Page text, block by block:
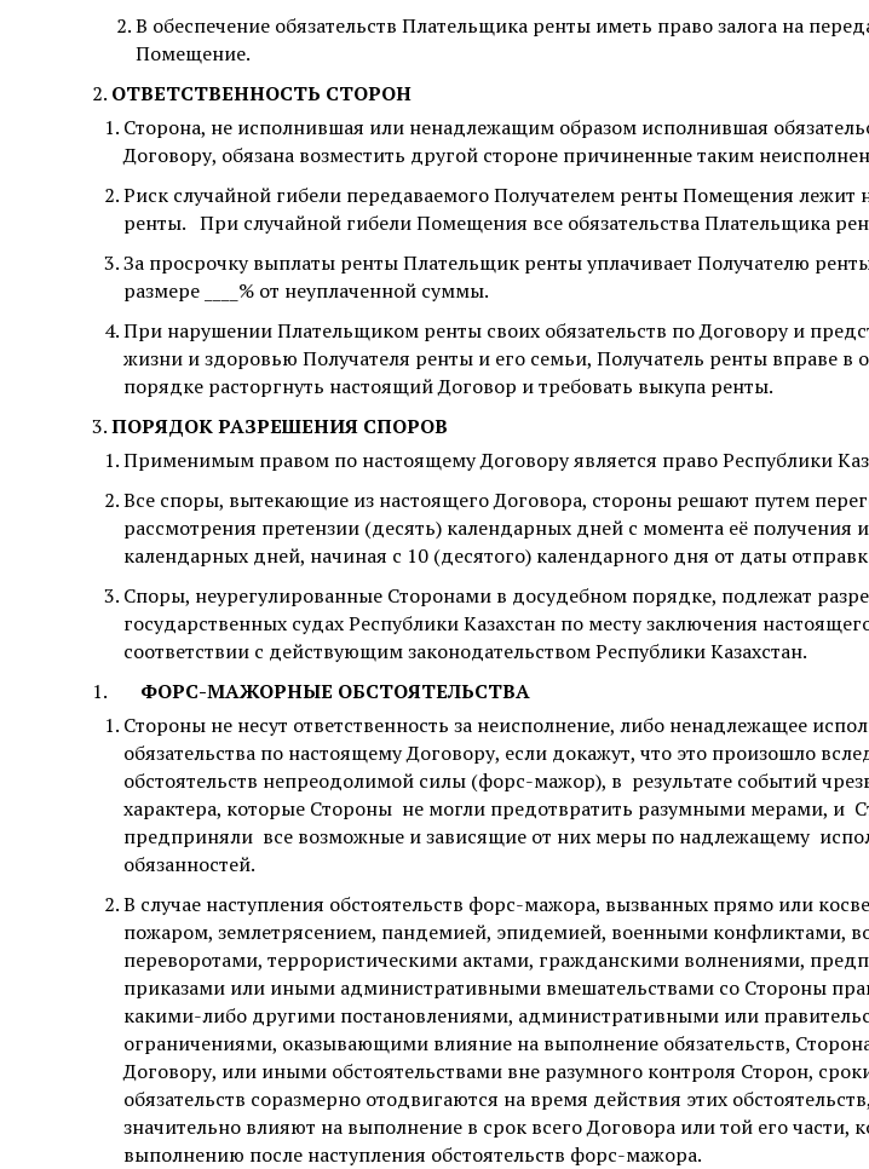
В обеспечение обязательств Плательщика ренты иметь право залога на
Помещение.
ОТВЕТСТВЕННОСТЬ СТОРОН
Сторона, не исполнившая или ненадлежащим образом исполнившая
Договору, обязана возместить другой стороне причиненные таким
Риск случайной гибели передаваемого Получателем ренты Помещения лежит
ренты. При случайной гибели Помещения все обязательства Плательщика
За просрочку выплаты ренты Плательщик ренты уплачивает Получателю
размере ____% от неуплаченной суммы.
При нарушении Плательщиком ренты своих обязательств по Договору и
жизни и здоровью Получателя ренты и его семьи, Получатель ренты вправе в
порядке расторгнуть настоящий Договор итребовать выкупа ренты.
ПОРЯДОК РАЗРЕШЕНИЯ СПОРОВ
Применимым правом по настоящему Договору является право Республики
Все споры, вытекающие из настоящего Договора, стороны решают путем
рассмотрения претензии (десять) календарных дней с момента её получения
календарных дней, начиная с 10 (десятого) календарного дня от даты
Споры, неурегулированные Сторонами в досудебном порядке, подлежат
государственных судах Республики Казахстан по месту заключения
соответствии с действующим законодательством Республики Казахстан.
ФОРС-МАЖОРНЫЕ ОБСТОЯТЕЛЬСТВА
Стороны не несут ответственность за неисполнение, либо ненадлежащее
обязательства по настоящему Договору, если докажут, что это произошло
обстоятельств непреодолимой силы (форс-мажор), в результате событий
характера, которые Стороны не могли предотвратить разумными мерами, и
предприняли все возможные и зависящие от них меры по надлежащему
обязанностей.
В случае наступления обстоятельств форс-мажора, вызванных прямо или
пожаром, землетрясением, пандемией, эпидемией, военными конфликтами,
переворотами, террористическими актами, гражданскими волнениями,
приказами или иными административными вмешательствами со Стороны
какими-либо другими постановлениями, административными или
ограничениями, оказывающими влияние на выполнение обязательств,
Договору, или иными обстоятельствами вне разумного контроля Сторон,
обязательств соразмерно отодвигаются на время действия этих
значительно влияют на выполнение в срок всего Договора или той его части,
выполнению после наступления обстоятельств форс-мажора.